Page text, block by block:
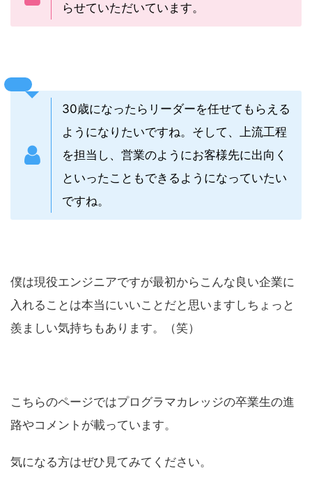
らせていただいています。
30歳になったらリーダーを任せてもらえる
ようになりたいですね。そして、上流工程
を担当し、営業のようにお客様先に出向く
といったこともできるようになっていたい
ですね。
僕は現役エンジニアですが最初からこんな良い企業に
入れることは本当にいいことだと思いますしちょっと
羨ましい気持ちもあります。（笑）
こちらのページではプログラマカレッジの卒業生の進
路やコメントが載っています。
気になる方はぜひ見てみてください。